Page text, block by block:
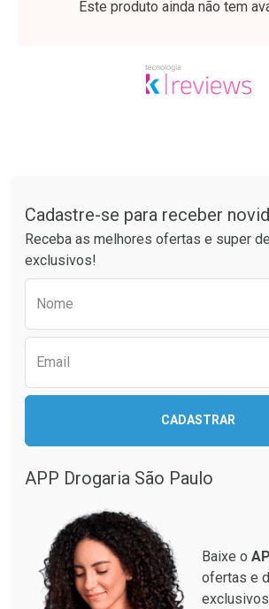
Ativar Desconto
Comprar sem Desconto
Comprar sem Desconto
Por R$ 35,99/cada
Ativar
Este produto ainda não tem
Cadastre-se para receber
Receba as melhores ofertas e super
exclusivos!
Nome
Email
CADASTRAR
APP Drogaria São Paulo
Baixe o
ofertas e